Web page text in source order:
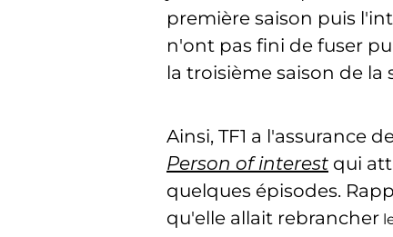
première saison puis
n'ont pas fini de fuser
la troisième saison de la
Ainsi, TF1 a l'assurance
Person of interest qui
quelques épisodes.
qu'elle allait rebrancher